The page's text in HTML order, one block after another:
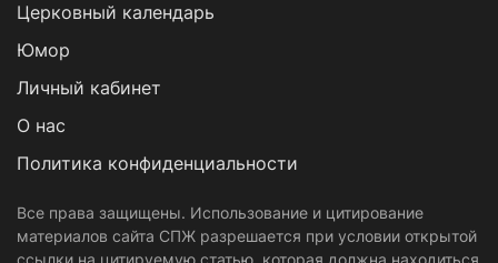
Церковный календарь
Юмор
Личный кабинет
О нас
Политика конфиденциальности
Все права защищены. Использование и цитирование
материалов сайта СПЖ разрешается при условии открытой